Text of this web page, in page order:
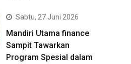
Sabtu, 27 Juni 2026
Mandiri Utama finance
Sampit Tawarkan
Program Spesial dalam